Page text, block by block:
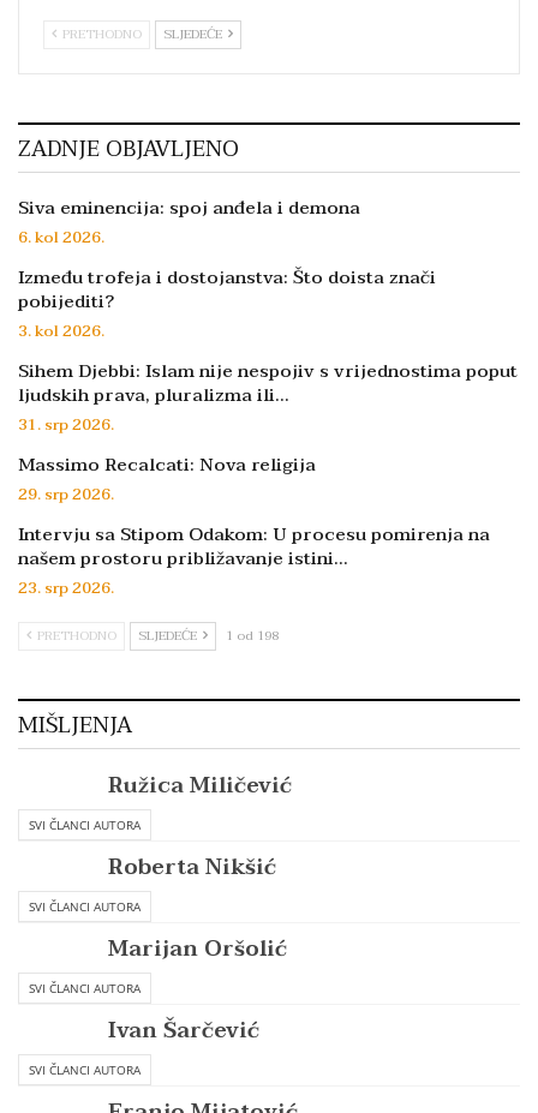
PRETHODNO SLJEDEĆE
ZADNJE OBJAVLJENO
Siva eminencija: spoj anđela i demona
6. kol 2026.
Između trofeja i dostojanstva: Što doista znači
pobijediti?
3. kol 2026.
Sihem Djebbi: Islam nije nespojiv s vrijednostima poput
ljudskih prava, pluralizma ili…
31. srp 2026.
Massimo Recalcati: Nova religija
29. srp 2026.
Intervju sa Stipom Odakom: U procesu pomirenja na
našem prostoru približavanje istini…
23. srp 2026.
PRETHODNO SLJEDEĆE 1 od 198
MIŠLJENJA
Ružica Miličević
SVI ČLANCI AUTORA
Roberta Nikšić
SVI ČLANCI AUTORA
Marijan Oršolić
SVI ČLANCI AUTORA
Ivan Šarčević
SVI ČLANCI AUTORA